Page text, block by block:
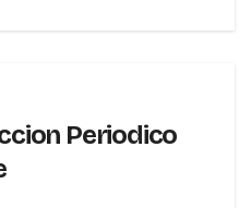
Periodico